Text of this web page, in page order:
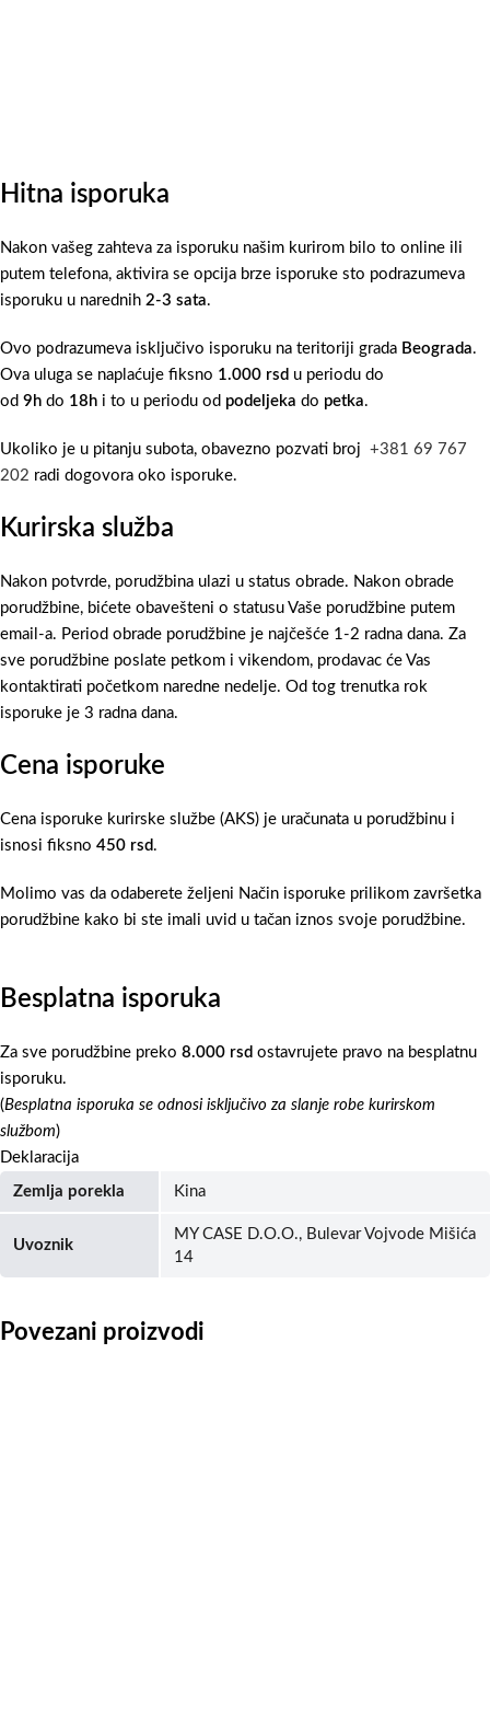
Hitna isporuka
Nakon vašeg zahteva za isporuku našim kurirom bilo to online ili
putem telefona, aktivira se opcija brze isporuke sto podrazumeva
isporuku u narednih 2-3 sata.
Ovo podrazumeva isključivo isporuku na teritoriji grada Beograda.
Ova uluga se naplaćuje fiksno 1.000 rsd u periodu do
od 9h do 18h i to u periodu od podeljeka do petka.
Ukoliko je u pitanju subota, obavezno pozvati broj +381 69 767
202 radi dogovora oko isporuke.
Kurirska služba
Nakon potvrde, porudžbina ulazi u status obrade. Nakon obrade
porudžbine, bićete obavešteni o statusu Vaše porudžbine putem
email-a. Period obrade porudžbine je najčešće 1-2 radna dana. Za
sve porudžbine poslate petkom i vikendom, prodavac će Vas
kontaktirati početkom naredne nedelje. Od tog trenutka rok
isporuke je 3 radna dana.
Cena isporuke
Cena isporuke kurirske službe (AKS) je uračunata u porudžbinu i
isnosi fiksno 450 rsd.
Molimo vas da odaberete željeni Način isporuke prilikom završetka
porudžbine kako bi ste imali uvid u tačan iznos svoje porudžbine.
Besplatna isporuka
Za sve porudžbine preko 8.000 rsd ostavrujete pravo na besplatnu
isporuku.
(Besplatna isporuka se odnosi isključivo za slanje robe kurirskom
službom)
Deklaracija
Zemlja porekla Kina
Uvoznik
MY CASE D.O.O., Bulevar Vojvode Mišića
14
Povezani proizvodi